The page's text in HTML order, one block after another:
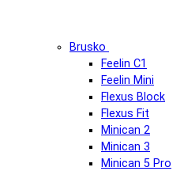
Brusko
Feelin C1
Feelin Mini
Flexus Block
Flexus Fit
Minican 2
Minican 3
Minican 5 Pro